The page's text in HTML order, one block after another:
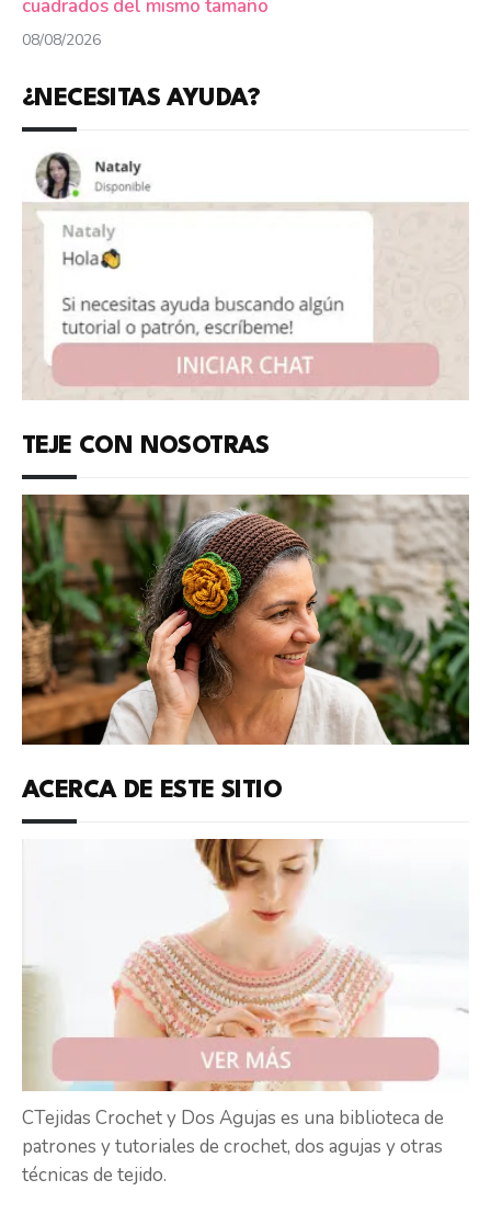
cuadrados del mismo tamaño
08/08/2026
¿NECESITAS AYUDA?
TEJE CON NOSOTRAS
ACERCA DE ESTE SITIO
CTejidas Crochet y Dos Agujas es una biblioteca de
patrones y tutoriales de crochet, dos agujas y otras
técnicas de tejido.